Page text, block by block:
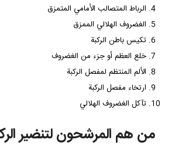
الرباط المتصالب الأمامي المتمزق
الغضروف الهلالي الممزق
تكيس باطن الركبة
خلع العظم أو جزء من الغضروف
الألم المنتظم لمفصل الركبة
ارتخاء مفصل الركبة
تآكل الغضروف الهلالي
من هم المرشحون لتنضير